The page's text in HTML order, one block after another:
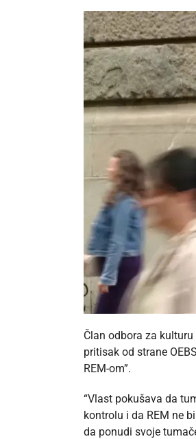
Član odbora za
pritisak od strane
REM-om”.
“Vlast pokušava da
kontrolu i da REM ne
da ponudi svoje